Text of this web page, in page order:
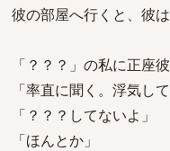
彼の部屋へ行くと、彼は
「？？？」の私に正座
「率直に聞く。浮気し
「？？？してないよ」
「ほんとか」